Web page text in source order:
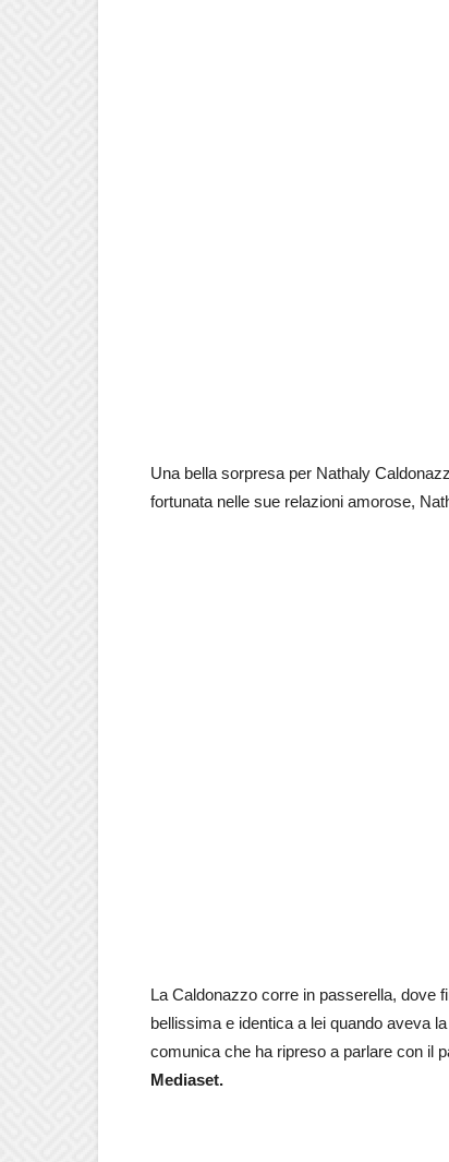
Una bella sorpresa per Nathaly
fortunata nelle sue relazioni amorose,
La Caldonazzo corre in passerella, dove
bellissima e identica a lei quando aveva
comunica che ha ripreso a parlare con il
Mediaset.